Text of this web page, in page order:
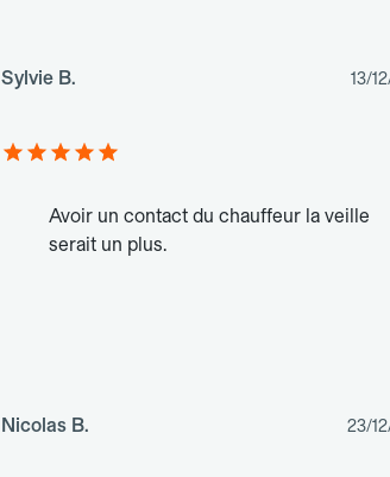
Sylvie B. 13/
Avoir un contact du chauffeur la veille
serait un plus.
Nicolas B. 23/